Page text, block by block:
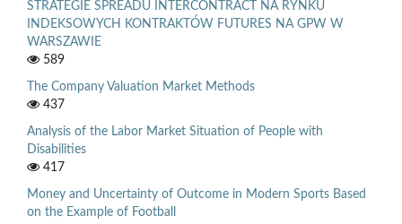
STRATEGIE SPREADU INTERCONTRACT NA RYNKU
INDEKSOWYCH KONTRAKTÓW FUTURES NA GPW W
WARSZAWIE
589
The Company Valuation Market Methods
437
Analysis of the Labor Market Situation of People with
Disabilities
417
Money and Uncertainty of Outcome in Modern Sports Based
on the Example of Football